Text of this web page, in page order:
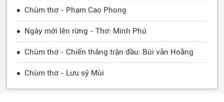
Chùm thơ - Phạm Cao Phong
Ngày mới lên rừng - Thơ: Minh Phú
Chùm thơ - Chiến thắng trận đầu: Bùi văn Hoằng
Chùm thơ - Lưu sỹ Mùi